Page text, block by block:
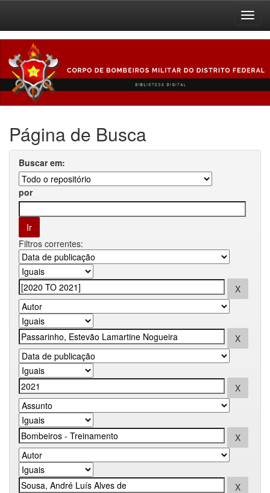
navigation
Página de Busca
Buscar em:
por
Filtros correntes: